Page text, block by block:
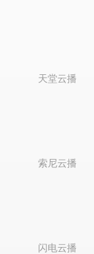
天堂云播
索尼云播
闪电云播